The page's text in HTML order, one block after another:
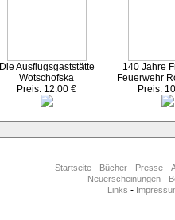
Die Ausflugsgaststätte
Wotschofska
Preis: 12.00 €
140 Jahre
Feuerwehr
Preis:
Startseite - Bücher - Presse -
Neuerscheinungen-
Links -